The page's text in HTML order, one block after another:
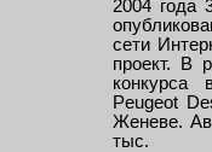
2004 года
сети
проект. В
конкурса
Peugeot
Женеве.
тыс.